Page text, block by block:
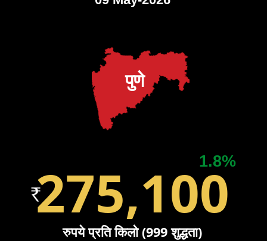
1.8%
275,100
रुपये प्रति किलो (999 शुद्धता)
पुणे